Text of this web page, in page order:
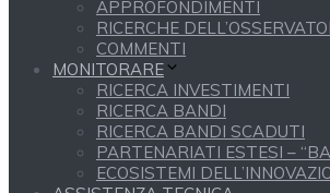
APPROFONDIMENTI
RICERCHE
COMMENTI
MONITORARE
RICERCA INVESTIMENTI
RICERCA BANDI
RICERCA BANDI SCADUTI
PARTENARIATI ESTESI –
ECOSISTEMI